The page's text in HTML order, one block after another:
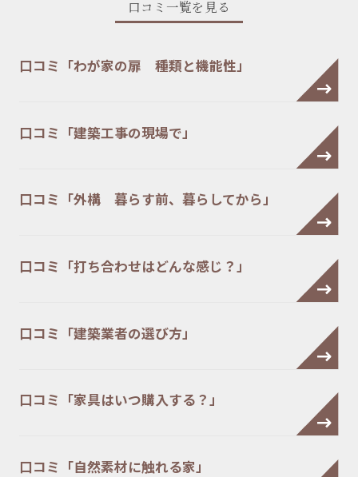
口コミ一覧を見る
口コミ「わが家の扉 種類と機能性」
口コミ「建築工事の現場で」
口コミ「外構 暮らす前、暮らしてから」
口コミ「打ち合わせはどんな感じ？」
口コミ「建築業者の選び方」
口コミ「家具はいつ購入する？」
口コミ「自然素材に触れる家」